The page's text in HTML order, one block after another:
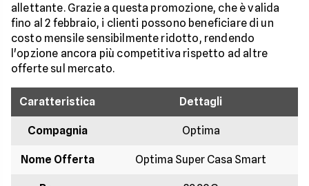
allettante. Grazie a questa promozione, che è valida
fino al 2 febbraio, i clienti possono beneficiare di un
costo mensile sensibilmente ridotto, rendendo
l'opzione ancora più competitiva rispetto ad altre
offerte sul mercato.
Caratteristica Dettagli
Compagnia Optima
Nome Offerta Optima Super Casa Smart